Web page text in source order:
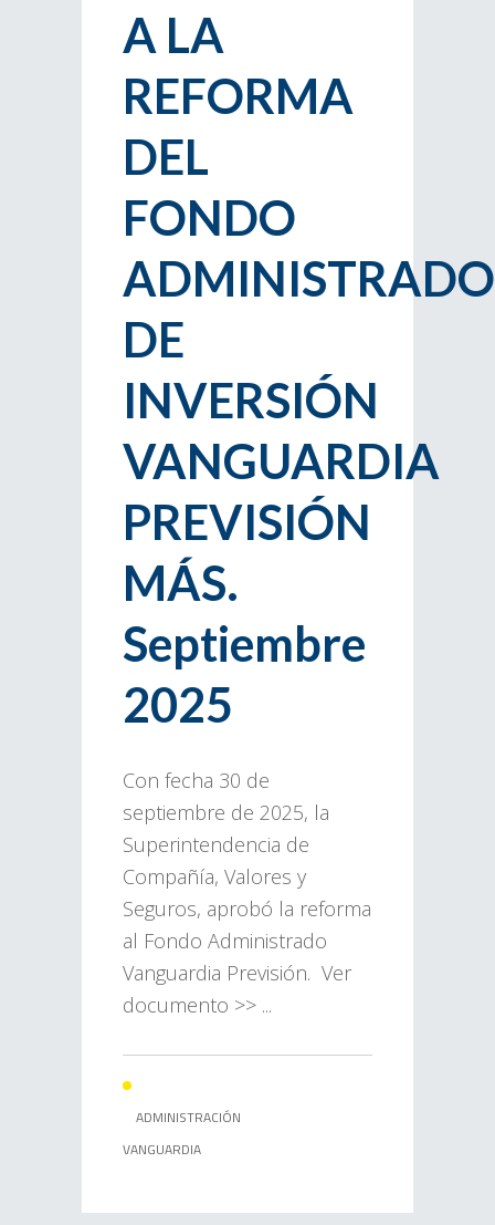
A LA
REFORMA
DEL
FONDO
ADMINISTRADO
DE
INVERSIÓN
VANGUARDIA
PREVISIÓN
MÁS.
Septiembre
2025
Con fecha 30 de
septiembre de 2025, la
Superintendencia de
Compañía, Valores y
Seguros, aprobó la reforma
al Fondo Administrado
Vanguardia Previsión. Ver
documento >> ...
ADMINISTRACIÓN
VANGUARDIA